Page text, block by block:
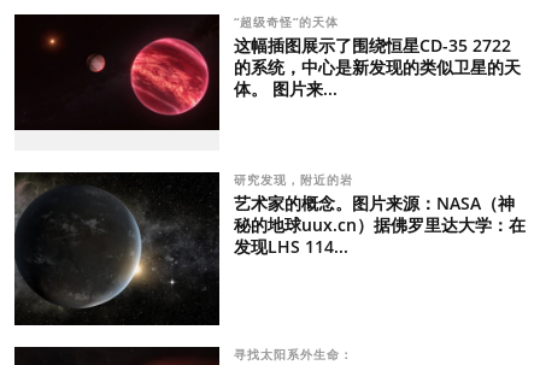
“超级奇怪”的天体
这幅插图展示了围绕恒星CD-35 2722
的系统，中心是新发现的类似卫星的天
体。 图片来...
研究发现，附近的岩
艺术家的概念。图片来源：NASA（神
秘的地球uux.cn）据佛罗里达大学：在
发现LHS 114...
寻找太阳系外生命：